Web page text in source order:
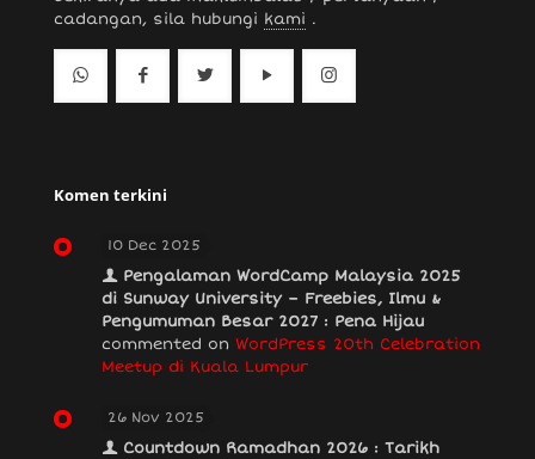
cadangan, sila hubungi kami .
Komen terkini
10 Dec 2025
Pengalaman WordCamp Malaysia 2025
di Sunway University – Freebies, Ilmu &
Pengumuman Besar 2027 : Pena Hijau
commented on WordPress 20th Celebration
Meetup di Kuala Lumpur
26 Nov 2025
Countdown Ramadhan 2026 : Tarikh